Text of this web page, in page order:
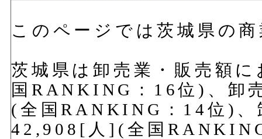
このページでは茨城県の
茨城県は卸売業・販売額
国RANKING：16位)、卸
(全国RANKING：14位)、
42,908[人](全国